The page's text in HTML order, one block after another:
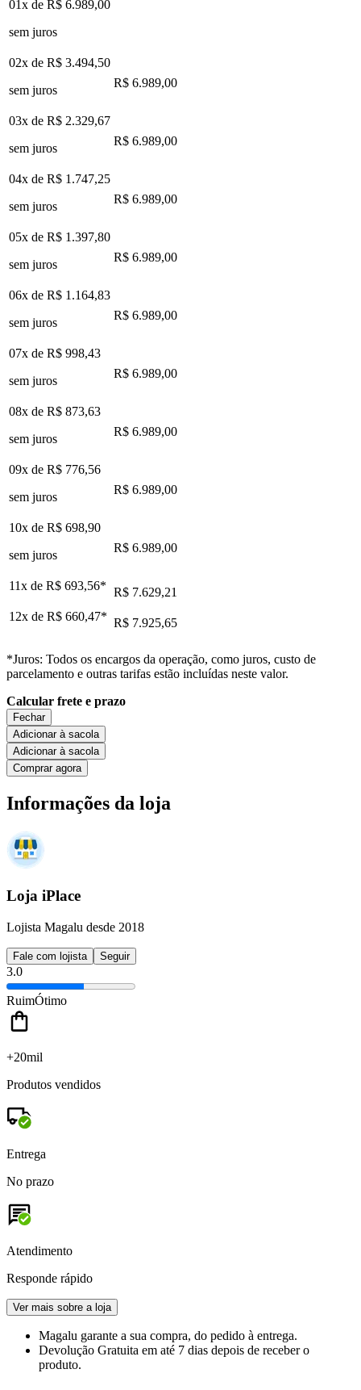
01x de R$ 6.989,00
sem juros
02x de R$ 3.494,50
sem juros
R$ 6.989,00
03x de R$ 2.329,67
sem juros
R$ 6.989,00
04x de R$ 1.747,25
sem juros
R$ 6.989,00
05x de R$ 1.397,80
sem juros
R$ 6.989,00
06x de R$ 1.164,83
sem juros
R$ 6.989,00
07x de R$ 998,43
sem juros
R$ 6.989,00
08x de R$ 873,63
sem juros
R$ 6.989,00
09x de R$ 776,56
sem juros
R$ 6.989,00
10x de R$ 698,90
sem juros
R$ 6.989,00
11x de R$ 693,56* R$ 7.629,21
12x de R$ 660,47* R$ 7.925,65
*Juros: Todos os encargos da operação, como juros, custo de
parcelamento e outras tarifas estão incluídas neste valor.
Calcular frete e prazo
Fechar
Adicionar à sacola
Adicionar à sacola
Comprar agora
Informações da loja
Loja iPlace
Lojista Magalu desde 2018
Fale com lojista Seguir
3.0
RuimÓtimo
+20mil
Produtos vendidos
Entrega
No prazo
Atendimento
Responde rápido
Ver mais sobre a loja
Magalu garante a sua compra, do pedido à entrega.
Devolução Gratuita em até 7 dias depois de receber o
produto.